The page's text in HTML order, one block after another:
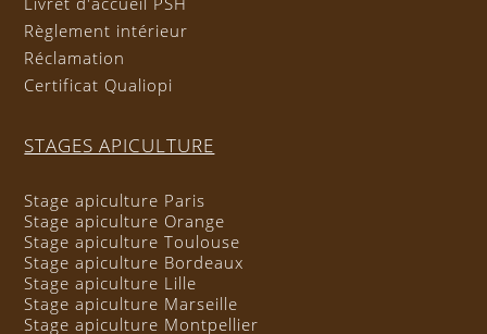
Règlement intérieur
Réclamation
Certificat Qualiopi
STAGES APICULTURE
Stage apiculture Paris
Stage apiculture Orange
Stage apiculture Toulouse
Stage apiculture Bordeaux
Stage apiculture Lille
Stage apiculture Marseille
Stage apiculture Montpellier